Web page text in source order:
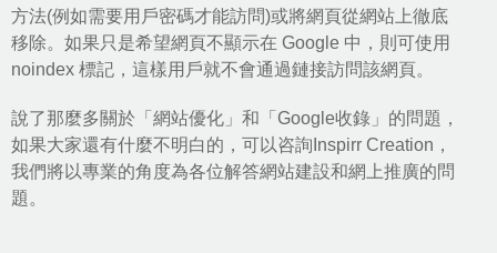
方法(例如需要用戶密碼才能訪問)或將網頁從網站上徹底
移除。如果只是希望網頁不顯示在 Google 中，則可使用
noindex 標記，這樣用戶就不會通過鏈接訪問該網頁。
說了那麼多關於「網站優化」和「Google收錄」的問題，
如果大家還有什麼不明白的，可以咨詢Inspirr Creation，
我們將以專業的角度為各位解答網站建設和網上推廣的問
題。